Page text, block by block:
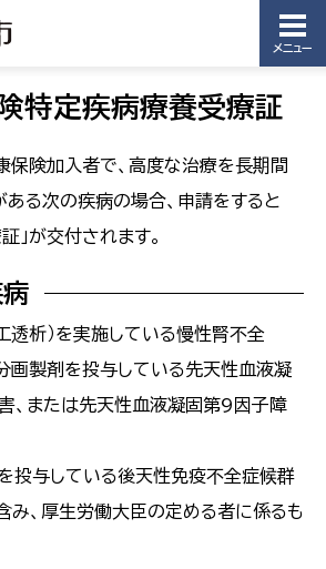
メニュー
特定疾病療養受療証
保険加入者で、高度な治療を長期間
る次の疾病の場合、申請をすると
」が交付されます。
透析）を実施している慢性腎不全
画製剤を投与している先天性血液凝
、または先天性血液凝固第9因子障
投与している後天性免疫不全症候群
み、厚生労働大臣の定める者に係るも